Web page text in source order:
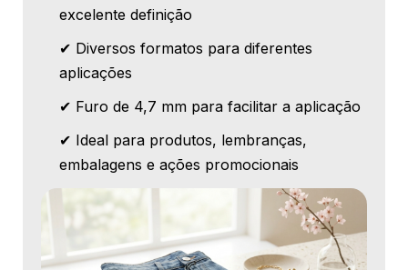
excelente definição
✔ Diversos formatos para diferentes
aplicações
✔ Furo de 4,7 mm para facilitar a aplicação
✔ Ideal para produtos, lembranças,
embalagens e ações promocionais